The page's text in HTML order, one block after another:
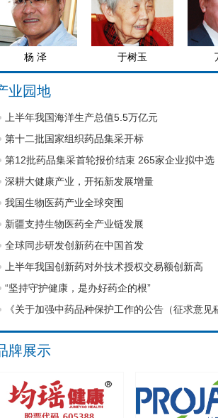
杨 泽 于树玉
业园地
上半年我国海洋生产总值5.5万亿元
第十二批国家组织药品集采开标
第12批药品集采首轮报价结束 265家企业拟中选
深耕大健康产业，开拓新发展增量
我国生物医药产业全球突围
新疆支持生物医药全产业链发展
全球同步研发创新药在中国首发
上半年我国创新药对外技术授权交易额创新高
“坚持守护健康，是办好药企的根”
牌展示